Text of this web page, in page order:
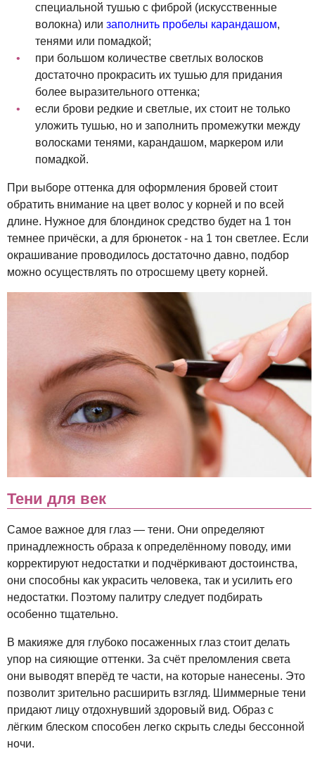
специальной тушью с фиброй (искусственные
волокна) или заполнить пробелы карандашом,
тенями или помадкой;
при большом количестве светлых волосков
достаточно прокрасить их тушью для придания
более выразительного оттенка;
если брови редкие и светлые, их стоит не только
уложить тушью, но и заполнить промежутки между
волосками тенями, карандашом, маркером или
помадкой.
При выборе оттенка для оформления бровей стоит
обратить внимание на цвет волос у корней и по всей
длине. Нужное для блондинок средство будет на 1 тон
темнее причёски, а для брюнеток - на 1 тон светлее. Если
окрашивание проводилось достаточно давно, подбор
можно осуществлять по отросшему цвету корней.
Тени для век
Самое важное для глаз — тени. Они определяют
принадлежность образа к определённому поводу, ими
корректируют недостатки и подчёркивают достоинства,
они способны как украсить человека, так и усилить его
недостатки. Поэтому палитру следует подбирать
особенно тщательно.
В макияже для глубоко посаженных глаз стоит делать
упор на сияющие оттенки. За счёт преломления света
они выводят вперёд те части, на которые нанесены. Это
позволит зрительно расширить взгляд. Шиммерные тени
придают лицу отдохнувший здоровый вид. Образ с
лёгким блеском способен легко скрыть следы бессонной
ночи.